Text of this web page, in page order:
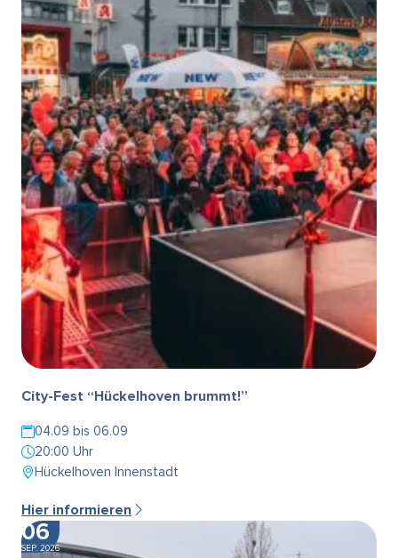
City-Fest “Hückelhoven brummt!”
04.09 bis 06.09
20:00 Uhr
Hückelhoven Innenstadt
Hier informieren
06
SEP. 2026